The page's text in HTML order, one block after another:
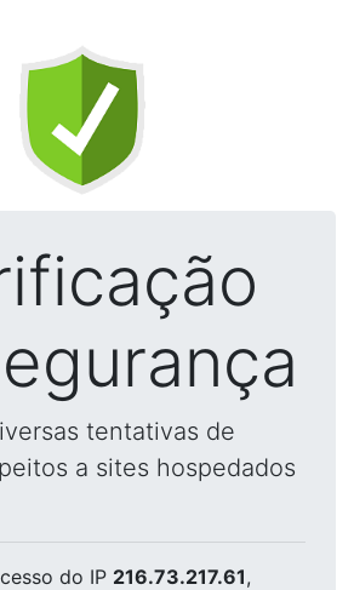
tentativas de
a sites hospedados
do IP 216.73.217.61,